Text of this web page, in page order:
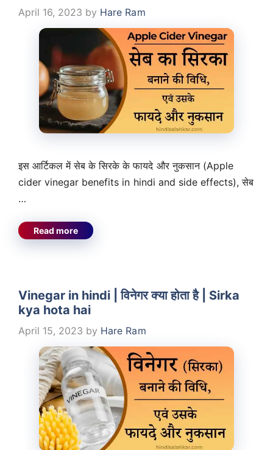
April 16, 2023 by Hare Ram
इस आर्टिकल में सेब के सिरके के फायदे और नुकसान (Apple
cider vinegar benefits in hindi and side effects), सेब
…
Read more
Vinegar in hindi | विनेगर क्या होता है | Sirka
kya hota hai
April 15, 2023 by Hare Ram